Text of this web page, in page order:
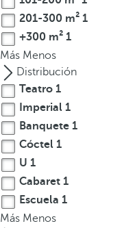
h
h
a
c
i
a
a
b
a
j
p
a
201-300 m² 1
+300 m² 1
Más Menos
Distribución
Teatro 1
Imperial 1
Banquete 1
Cóctel 1
U 1
Cabaret 1
Escuela 1
Más Menos